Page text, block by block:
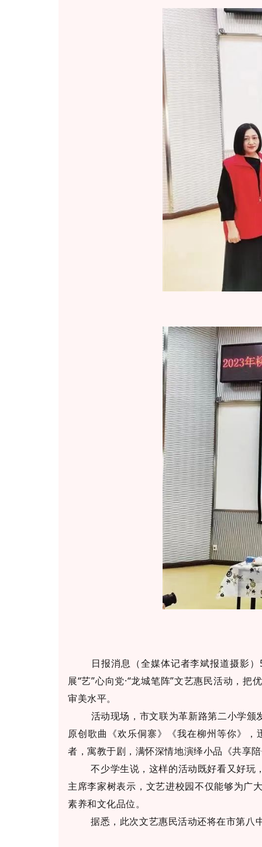
日报消息（全媒体记者李斌报道摄影）5
展“艺”心向党·“龙城笔阵”文艺惠民活动，
审美水平。
活动现场，市文联为革新路第二小学颁发
原创歌曲《欢乐侗寨》《我在柳州等你》
者，寓教于剧，满怀深情地演绎小品《共享
不少学生说，这样的活动既好看又好玩，
主席李家树表示，文艺进校园不仅能够为广
素养和文化品位。
据悉，此次文艺惠民活动还将在市第八